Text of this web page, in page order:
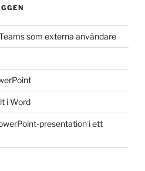
som externa användare
i Word
presentation i ett